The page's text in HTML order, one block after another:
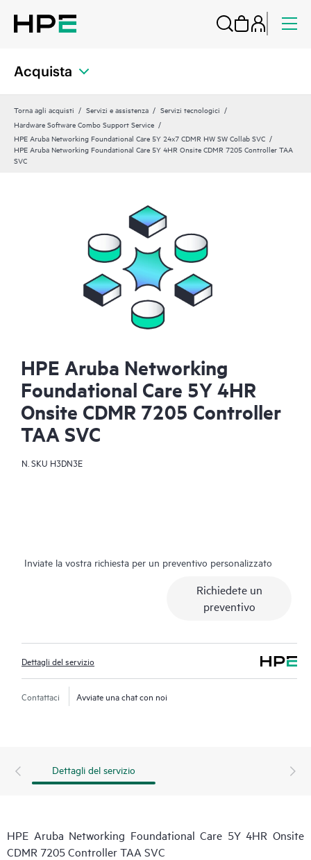
Acquista
Torna agli acquisti Servizi e assistenza
Servizi tecnologici
Hardware Software Combo Support Service
HPE Aruba Networking Foundational Care 5Y 24x7 CDMR HW SW Collab SVC
HPE Aruba Networking Foundational Care 5Y 4HR Onsite CDMR 7205 Controller TAA
SVC
HPE Aruba Networking
Foundational Care 5Y 4HR
Onsite CDMR 7205 Controller
TAA SVC
N. SKU H3DN3E
Inviate la vostra richiesta per un preventivo personalizzato
Richiedete un
preventivo
Dettagli del servizio
Contattaci Avviate una chat con noi
Dettagli del servizio
HPE Aruba Networking Foundational Care 5Y 4HR Onsite
CDMR 7205 Controller TAA SVC